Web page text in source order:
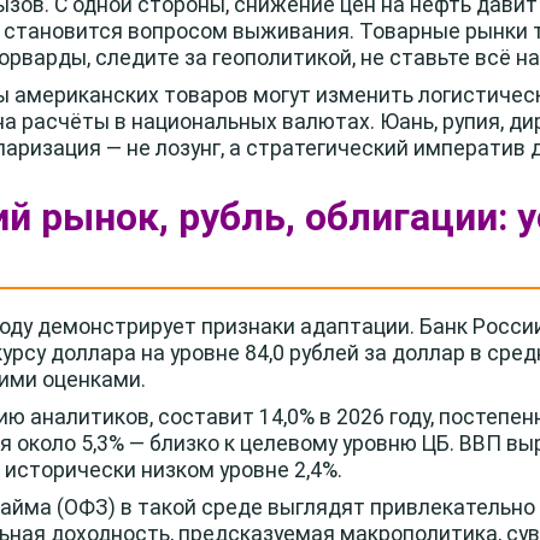
С одной стороны, снижение цен на нефть
вопросом выживания. Товарные рынки
следите за геополитикой, не ставьте всё
товаров могут изменить
расчёты в национальных валютах. Юань, рупия,
— не лозунг, а стратегический императив
рынок, рубль, облигации:
демонстрирует признаки адаптации. Банк
доллара на уровне 84,0 рублей за доллар в
оценками.
аналитиков, составит 14,0% в 2026 году,
около 5,3% — близко к целевому уровню ЦБ. ВВП
низком уровне 2,4%.
(ОФЗ) в такой среде выглядят
доходность, предсказуемая макрополитика,